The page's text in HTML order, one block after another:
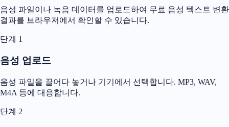
음성 파일이나 녹음 데이터를 업로드하여 무료 음성 텍스트 변환
결과를 브라우저에서 확인할 수 있습니다.
단계 1
음성 업로드
음성 파일을 끌어다 놓거나 기기에서 선택합니다. MP3, WAV,
M4A 등에 대응합니다.
단계 2